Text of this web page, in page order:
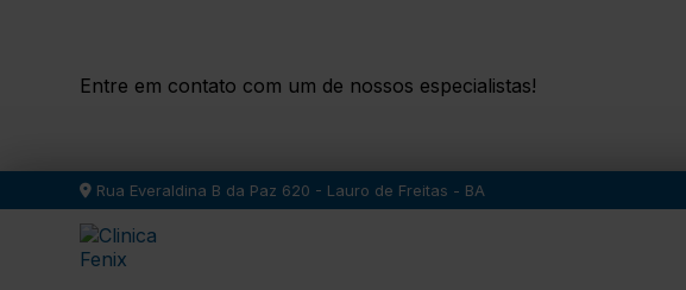
Entre em contato com um de nossos especialistas!
Rua Everaldina B da Paz 620 - Lauro de Freitas - BA